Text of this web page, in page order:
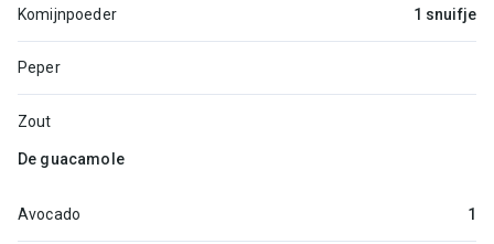
Komijnpoeder 1 snuifje
Peper
Zout
De guacamole
Avocado 1